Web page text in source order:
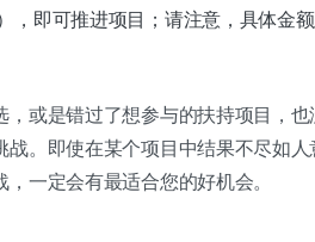
，即可推进项目；请注意，具体金
，或是错过了想参与的扶持项目，
战。即使在某个项目中结果不尽如
一定会有最适合您的好机会。